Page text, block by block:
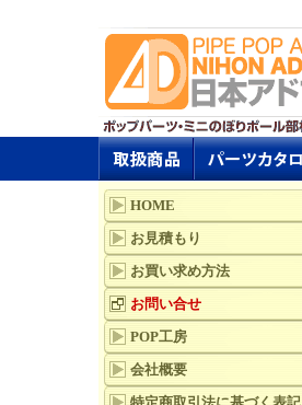
HOME
お見積もり
お買い求め方法
お問い合せ
POP工房
会社概要
特定商取引法に基づく表記